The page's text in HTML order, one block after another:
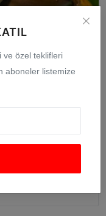
ve özel teklifleri
aboneler listemize